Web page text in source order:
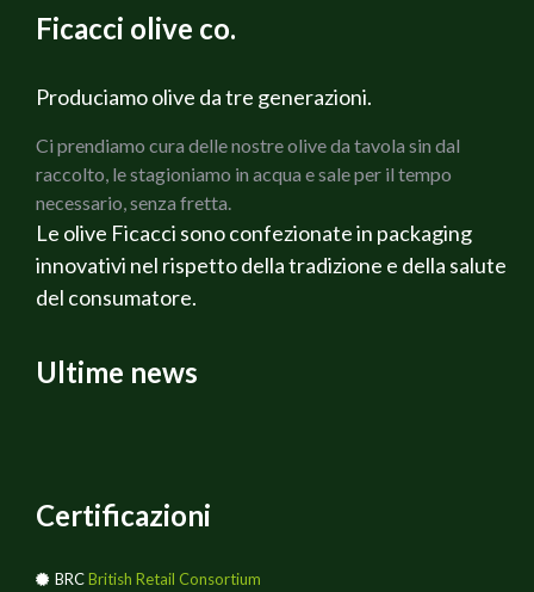
Ficacci olive co.
Produciamo olive da tre generazioni.
Ci prendiamo cura delle nostre olive da tavola sin dal
raccolto, le stagioniamo in acqua e sale per il tempo
necessario, senza fretta.
Le olive Ficacci sono confezionate in packaging
innovativi nel rispetto della tradizione e della salute
del consumatore.
Ultime news
Certificazioni
BRCBritish Retail Consortium